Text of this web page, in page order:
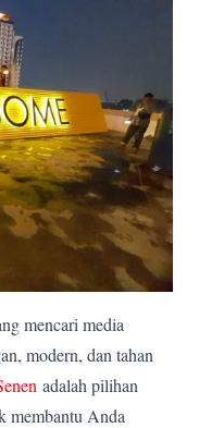
mencari media
modern, dan tahan
adalah pilihan
Anda